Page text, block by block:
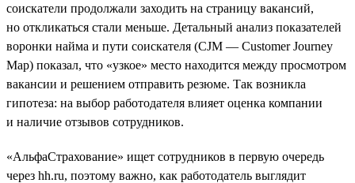
соискатели продолжали заходить на страницу вакансий,
но откликаться стали меньше. Детальный анализ показателей
воронки найма и пути соискателя (CJM — Customer Journey
Map) показал, что «узкое» место находится между просмотром
вакансии и решением отправить резюме. Так возникла
гипотеза: на выбор работодателя влияет оценка компании
и наличие отзывов сотрудников.
«АльфаСтрахование» ищет сотрудников в первую очередь
через hh.ru, поэтому важно, как работодатель выглядит